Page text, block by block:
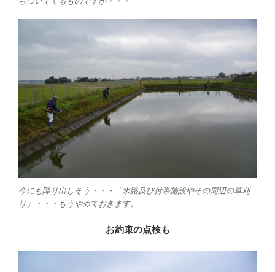
今にも降り出しそう・・・「水路及び付帯施設やその周辺の草刈
り」・・・もうやめておきます。
お約束の点検も